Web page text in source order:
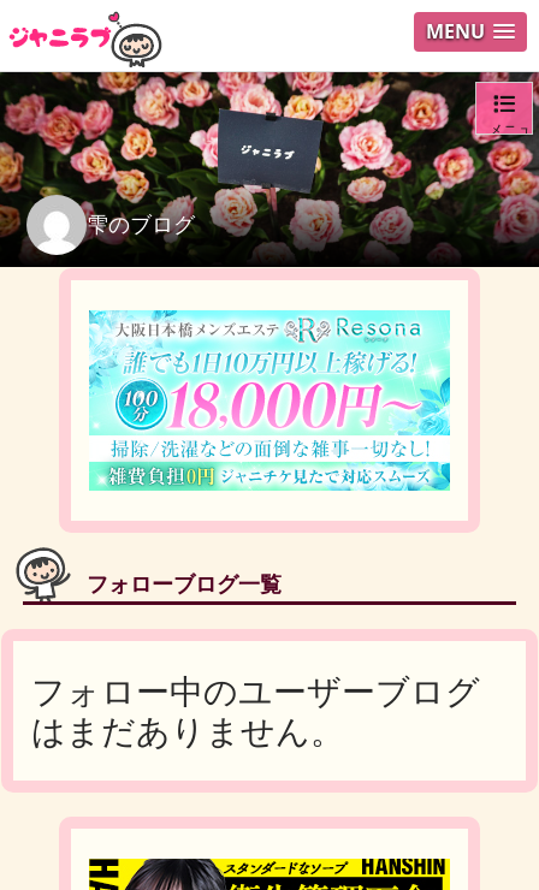
MENU
雫のブログ
メニュ
ログイ
フォローブログ一覧
フォロー中のユーザーブログ
はまだありません。